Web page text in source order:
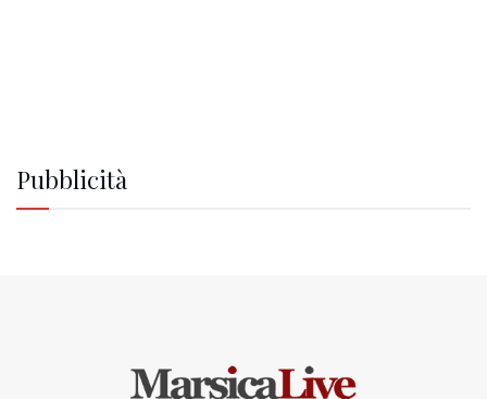
Pubblicità